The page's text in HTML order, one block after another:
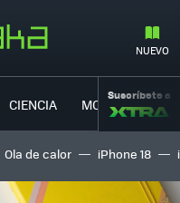
NUEVO
CIENCIA MOVILIDAD
Suscríbete a
Ola de calor iPhone 18